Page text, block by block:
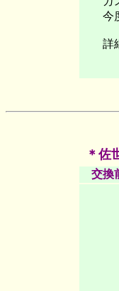
今度
詳
＊
交換